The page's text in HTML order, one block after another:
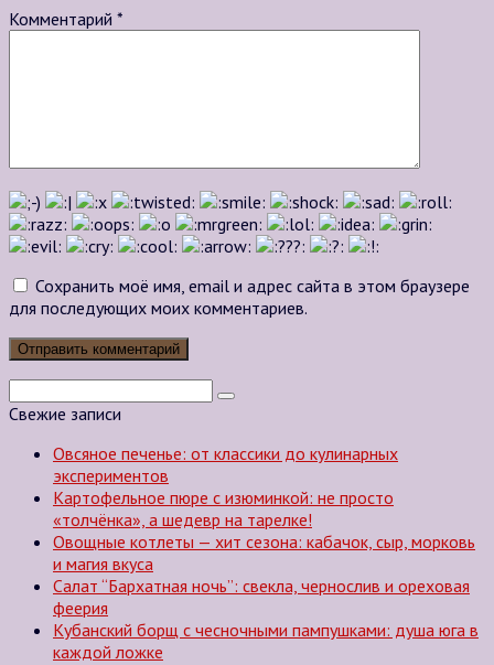
Комментарий *
Сохранить моё имя, email и адрес сайта в этом браузере
для последующих моих комментариев.
Свежие записи
Овсяное печенье: от классики до кулинарных
экспериментов
Картофельное пюре с изюминкой: не просто
«толчёнка», а шедевр на тарелке!
Овощные котлеты — хит сезона: кабачок, сыр, морковь
и магия вкуса
Салат “Бархатная ночь”: свекла, чернослив и ореховая
феерия
Кубанский борщ с чесночными пампушками: душа юга в
каждой ложке